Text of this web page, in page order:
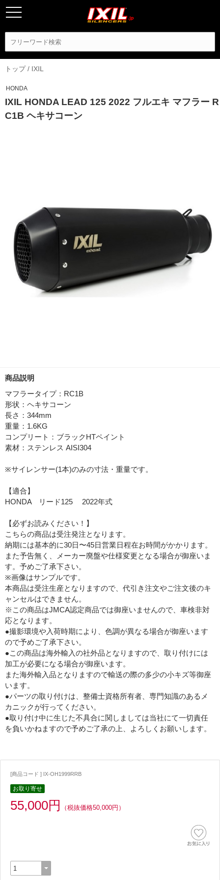
トップ/ IXIL
HONDA
IXIL HONDA LEAD 125 2022 フルエキ マフラー R
C1B ヘキサコーン
商品説明
マフラータイプ：RC1B
形状：ヘキサコーン
長さ：344mm
重量：1.6KG
コンプリート：ブラックHTペイント
素材：ステンレス AISI304
※サイレンサー(1本)のみの寸法・重量です。
【適合】
HONDA リード125 2022年式
【必ずお読みください！】
こちらの商品は受注発注となります。
納期には基本的に30日〜45日営業日程在お時間がかかります。
また予告無く、メーカー廃盤や仕様変更となる場合が御座いま
す。予めご了承下さい。
※画像はサンプルです。
本商品は受注生産となりますので、代引き注文やご注文後のキ
ャンセルはできません。
※この商品はJMCA認定商品では御座いませんので、車検非対
応となります。
●撮影環境や入荷時期により、色調が異なる場合が御座います
ので予めご了承下さい。
●この商品は海外輸入の社外品となりますので、取り付けには
加工が必要になる場合が御座います。
また海外輸入品となりますので輸送の際の多少の小キズ等御座
います。
●パーツの取り付けは、整備士資格所有者、専門知識のあるメ
カニックが行ってください。
●取り付け中に生じた不具合に関しましては当社にて一切責任
を負いかねますので予めご了承の上、よろしくお願いします。
[商品コード ] IX-OH1999RRB
お取り寄せ
55,000円 （税抜価格50,000円）